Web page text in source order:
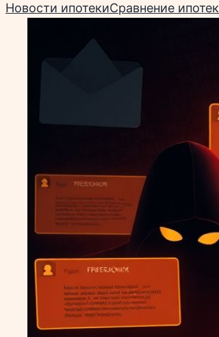
Новости ипотекиСравнение ипотек